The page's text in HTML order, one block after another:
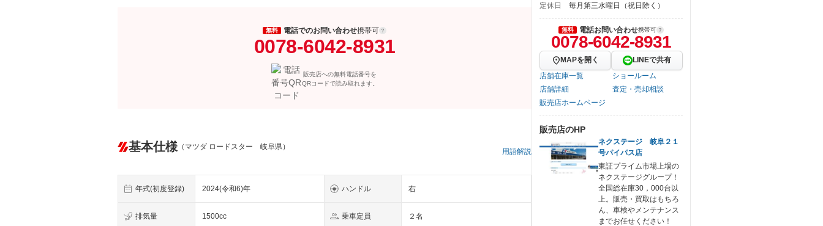
無料 電話でのお問い合わせ携帯可
0078-6042-8931
販売店への無料電話番号を
QRコードで読み取れます。
基本仕様 （マツダ ロードスター 岐阜県）
用語解説
年式(初度登録) 2024(令和6)年 ハンドル 右
排気量 1500cc 乗車定員 ２名
定休日
毎月第三水曜日（祝日除く）
無料 電話お問い合わせ携帯可
0078-6042-8931
MAPを開く
LINEで共有
店舗在庫一覧
ショールーム
店舗詳細
査定・売却相談
販売店ホームページ
販売店のHP
ネクステージ 岐阜２１
号パイパス店
東証プライム市場上場の
ネクステージグループ！
全国総在庫30，000台以
上。販売・買取はもちろ
ん、車検やメンテナンス
までお任せください！